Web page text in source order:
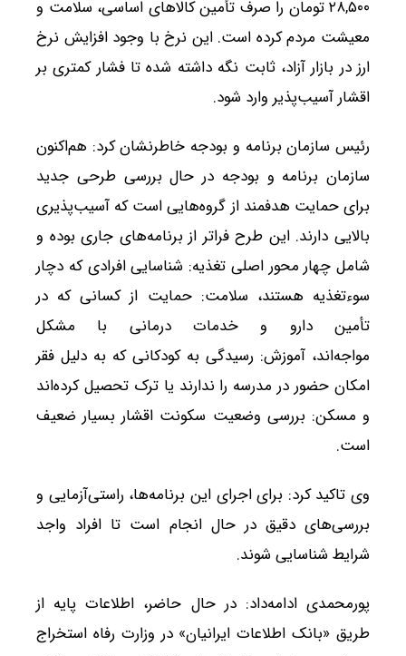
۲۸,۵۰۰ تومان را صرف تأمین کالاهای اساسی، سلامت و
معیشت مردم کرده است. این نرخ با وجود افزایش نرخ
ارز در بازار آزاد، ثابت نگه داشته شده تا فشار کمتری بر
اقشار آسیب‌پذیر وارد شود.
رئیس سازمان برنامه و بودجه خاطرنشان کرد: هم‌اکنون
سازمان برنامه و بودجه در حال بررسی طرحی جدید
برای حمایت هدفمند از گروه‌هایی است که آسیب‌پذیری
بالایی دارند. این طرح فراتر از برنامه‌های جاری بوده و
شامل چهار محور اصلی تغذیه: شناسایی افرادی که دچار
سوءتغذیه هستند، سلامت: حمایت از کسانی که در
تأمین دارو و خدمات درمانی با مشکل
مواجه‌اند، آموزش: رسیدگی به کودکانی که به دلیل فقر
امکان حضور در مدرسه را ندارند یا ترک تحصیل کرده‌اند
و مسکن: بررسی وضعیت سکونت اقشار بسیار ضعیف
است.
وی تاکید کرد: برای اجرای این برنامه‌ها، راستی‌آزمایی و
بررسی‌های دقیق در حال انجام است تا افراد واجد
شرایط شناسایی شوند.
پورمحمدی ادامه‌داد: در حال حاضر، اطلاعات پایه از
طریق «بانک اطلاعات ایرانیان» در وزارت رفاه استخراج